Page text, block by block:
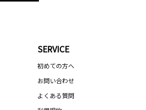
SERVICE
初めての方へ
お問い合わせ
よくある質問